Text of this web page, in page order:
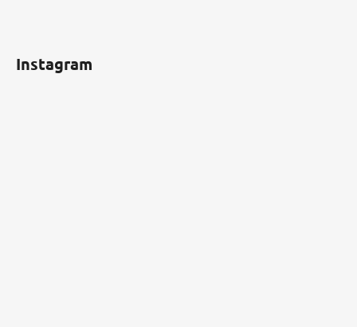
Instagram